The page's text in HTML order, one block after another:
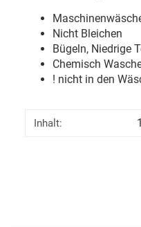
Nicht Bleichen
Bügeln, Niedrige
Chemisch
! nicht in den
Inhalt: